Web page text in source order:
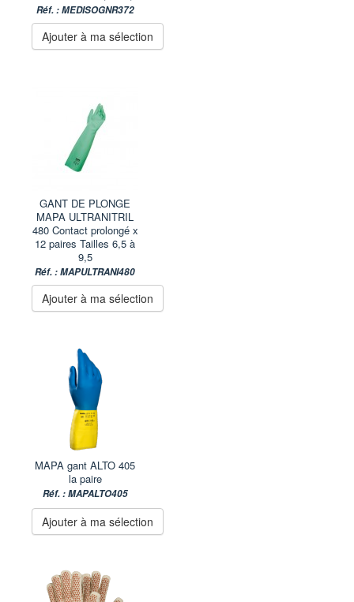
Réf. : MEDISOGNR372
Ajouter à ma sélection
GANT DE PLONGE
MAPA ULTRANITRIL
480 Contact prolongé x
12 paires Tailles 6,5 à
9,5
Réf. : MAPULTRANI480
Ajouter à ma sélection
MAPA gant ALTO 405
la paire
Réf. : MAPALTO405
Ajouter à ma sélection